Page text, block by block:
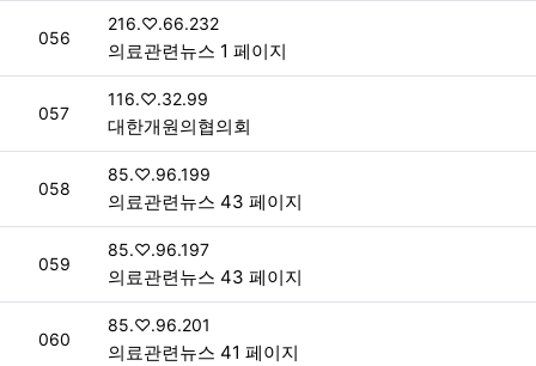
번호
056
접속자
216.♡.66.232
의료관련뉴스 1 페이지
번호
057
접속자
116.♡.32.99
대한개원의협의회
번호
058
접속자
85.♡.96.199
의료관련뉴스 43 페이지
번호
059
접속자
85.♡.96.197
의료관련뉴스 43 페이지
번호
060
접속자
85.♡.96.201
의료관련뉴스 41 페이지